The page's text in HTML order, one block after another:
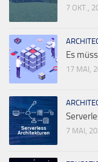
7 OKT.,
Es
17 MAI,
7 MAI,